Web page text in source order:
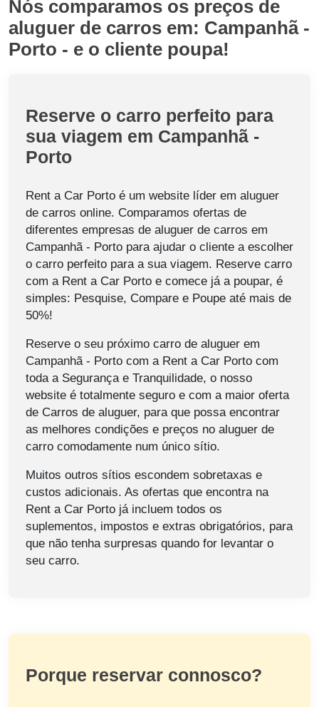
Nós comparamos os preços de
aluguer de carros em: Campanhã -
Porto - e o cliente poupa!
Reserve o carro perfeito para
sua viagem em Campanhã -
Porto
Rent a Car Porto é um website líder em aluguer
de carros online. Comparamos ofertas de
diferentes empresas de aluguer de carros em
Campanhã - Porto para ajudar o cliente a escolher
o carro perfeito para a sua viagem. Reserve carro
com a Rent a Car Porto e comece já a poupar, é
simples: Pesquise, Compare e Poupe até mais de
50%!
Reserve o seu próximo carro de aluguer em
Campanhã - Porto com a Rent a Car Porto com
toda a Segurança e Tranquilidade, o nosso
website é totalmente seguro e com a maior oferta
de Carros de aluguer, para que possa encontrar
as melhores condições e preços no aluguer de
carro comodamente num único sítio.
Muitos outros sítios escondem sobretaxas e
custos adicionais. As ofertas que encontra na
Rent a Car Porto já incluem todos os
suplementos, impostos e extras obrigatórios, para
que não tenha surpresas quando for levantar o
seu carro.
Porque reservar connosco?